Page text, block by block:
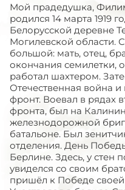
Мой прадедушка,
родился 14 марта 1919
Белорусской деревне
Могилевской области.
большой: мать, отец,
окончания семилетки,
работал шахтером.
Отечественная война
фронт. Воевал в рядах
фронта, был на
железнодорожной
батальоне. Был
отделения. День
Берлине. Здесь, у стен
увиделся со своим
пришёл к Победе